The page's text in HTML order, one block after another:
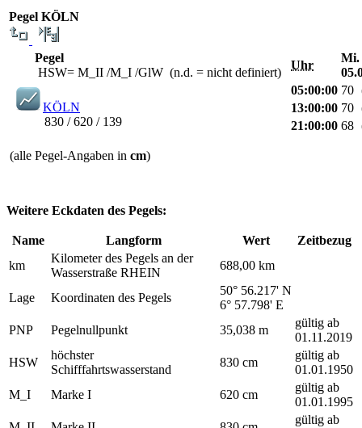
Pegel KÖLN
Pegel
HSW= M_II /M_I /GlW (n.d. = nicht definiert)
Uhr
Mi.
KÖLN
830 / 620 / 139
05:00:00 70
13:00:00 70
21:00:00 68
(alle Pegel-Angaben in cm)
Weitere Eckdaten des Pegels:
Name Langform Wert
Zeitbezug
km
Kilometer des Pegels an der
Wasserstraße RHEIN
688,00 km
Lage Koordinaten des Pegels
50° 56.217' N
6° 57.798' E
PNP
Pegelnullpunkt 35,038 m
gültig ab
01.11.2019
HSW
höchster
Schifffahrtswasserstand
830 cm
gültig ab
01.01.1950
M_I
Marke I 620 cm
gültig ab
01.01.1995
gültig ab